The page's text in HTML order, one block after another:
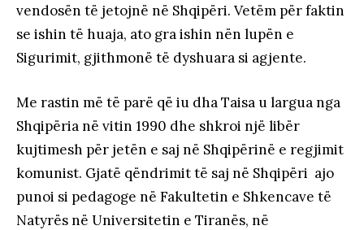
vendosën të jetojnë në Shqipëri. Vetëm për faktin
se ishin të huaja, ato gra ishin nën lupën e
Sigurimit, gjithmonë të dyshuara si agjente.
Me rastin më të parë që iu dha Taisa u largua nga
Shqipëria në vitin 1990 dhe shkroi një libër
kujtimesh për jetën e saj në Shqipërinë e regjimit
komunist. Gjatë qëndrimit të saj në Shqipëri ajo
punoi si pedagoge në Fakultetin e Shkencave të
Natyrës në Universitetin e Tiranës, në